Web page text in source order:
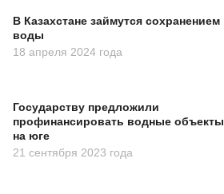
В Казахстане займутся сохранением
воды
18 апреля 2024 года
Государству предложили
профинансировать водные объекты
на юге
21 сентября 2023 года